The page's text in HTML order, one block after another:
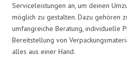
Serviceleistungen an, um deinen
möglich zu gestalten. Dazu gehören
umfangreiche Beratung, individuelle
Bereitstellung von
alles aus einer Hand.